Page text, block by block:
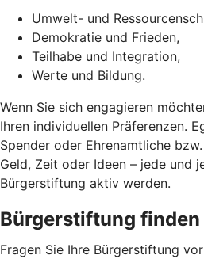
Umwelt- und
Demokratie und Frieden,
Teilhabe und Integration,
Werte und Bildung.
Wenn Sie sich engagieren
Ihren individuellen Präferenzen.
Spender oder Ehrenamtliche
Geld, Zeit oder Ideen – jede und
Bürgerstiftung aktiv werden.
Bürgerstiftung finden
Fragen Sie Ihre Bürgerstiftung